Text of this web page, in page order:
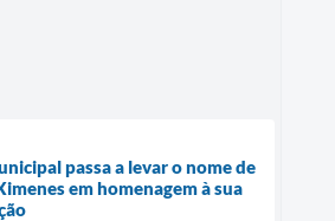
passa a levar o nome de
em homenagem à sua